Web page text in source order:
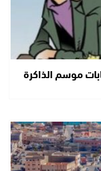
موسم الذاكرة